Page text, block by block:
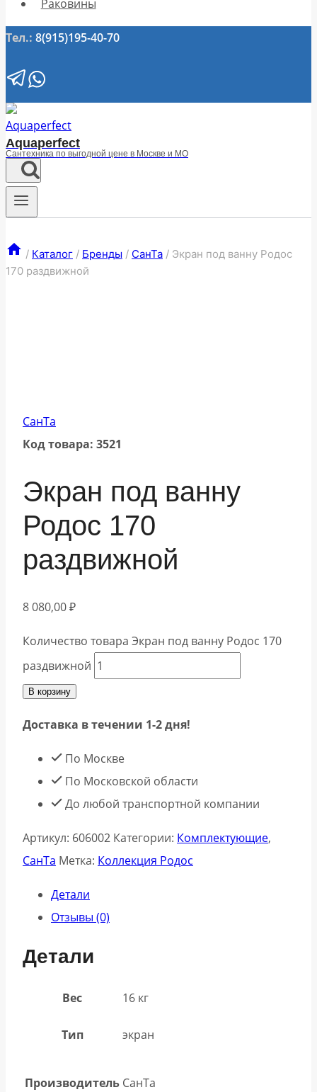
Раковины
Тел.: 8(915)195-40-70
Aquaperfect
Сантехника по выгодной цене в Москве и МО
/ Каталог / Бренды / СанТа / Экран под ванну Родос
170 раздвижной
СанТа
Код товара: 3521
Экран под ванну
Родос 170
раздвижной
8 080,00₽
Количество товара Экран под ванну Родос 170
раздвижной
В корзину
Доставка в течении 1-2 дня!
По Москве
По Московской области
До любой транспортной компании
Артикул: 606002 Категории: Комплектующие,
СанТа Метка: Коллекция Родос
Детали
Отзывы (0)
Детали
Вес 16 кг
Тип экран
Производитель СанТа